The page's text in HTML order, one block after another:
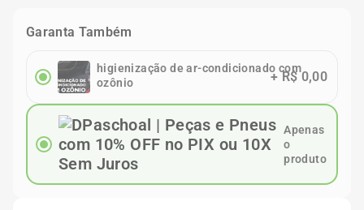
Garanta Também
higienização de ar-condicionado com
ozônio
+R$ 0,00
Apenas
o
produto